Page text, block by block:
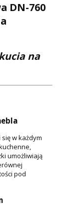
DN-760
na
w każdym
umożliwiają
pod